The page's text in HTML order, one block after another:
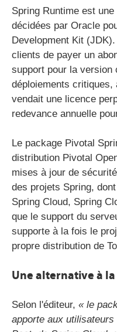
Spring Runtime est
décidées par Oracle
Development Kit
clients de payer un
support pour la version
déploiements critiques,
vendait une licence
redevance annuelle
Le package Pivotal
distribution Pivotal
mises à jour de
des projets Spring,
Spring Cloud, Spring
que le support du
supporte à la fois le
propre distribution de
Une alternative à
Selon l'éditeur, « le
apporte aux